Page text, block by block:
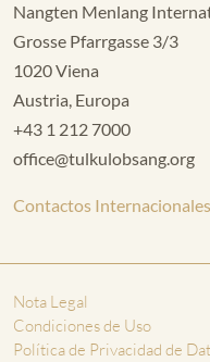
Nangten Menlang
Grosse Pfarrgasse 3/3
1020 Viena
Austria, Europa
+43 1 212 7000
office@tulkulobsang.org
Contactos Internacionales
Nota Legal
Condiciones de Uso
Política de Privacidad de